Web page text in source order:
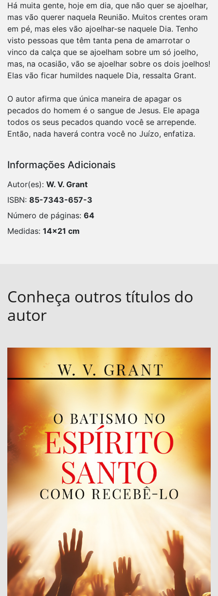
Há muita gente, hoje em dia, que não quer se ajoelhar,
mas vão querer naquela Reunião. Muitos crentes oram
em pé, mas eles vão ajoelhar-se naquele Dia. Tenho
visto pessoas que têm tanta pena de amarrotar o
vinco da calça que se ajoelham sobre um só joelho,
mas, na ocasião, vão se ajoelhar sobre os dois joelhos!
Elas vão ficar humildes naquele Dia, ressalta Grant.
O autor afirma que única maneira de apagar os
pecados do homem é o sangue de Jesus. Ele apaga
todos os seus pecados quando você se arrepende.
Então, nada haverá contra você no Juízo, enfatiza.
Informações Adicionais
Autor(es): W. V. Grant
ISBN: 85-7343-657-3
Número de páginas: 64
Medidas: 14x21 cm
Conheça outros títulos do
autor